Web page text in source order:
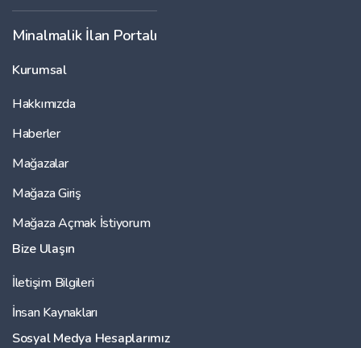
Minalmalik İlan Portalı
Kurumsal
Hakkımızda
Haberler
Mağazalar
Mağaza Giriş
Mağaza Açmak İstiyorum
Bize Ulaşın
İletişim Bilgileri
İnsan Kaynakları
Sosyal Medya Hesaplarımız